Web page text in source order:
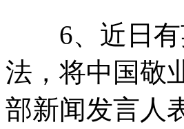
6、近日有
法，将中国敬
部新闻发言人